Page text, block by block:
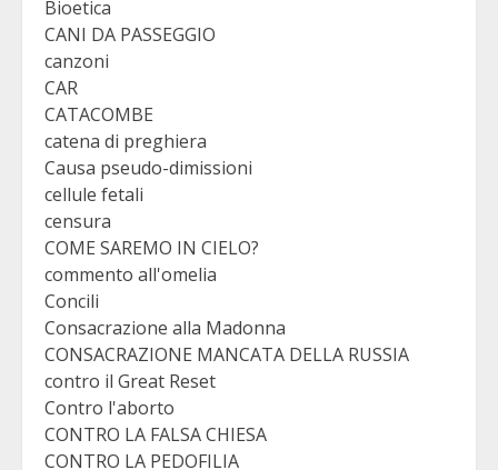
Bioetica
CANI DA PASSEGGIO
canzoni
CAR
CATACOMBE
catena di preghiera
Causa pseudo-dimissioni
cellule fetali
censura
COME SAREMO IN CIELO?
commento all'omelia
Concili
Consacrazione alla Madonna
CONSACRAZIONE MANCATA DELLA RUSSIA
contro il Great Reset
Contro l'aborto
CONTRO LA FALSA CHIESA
CONTRO LA PEDOFILIA